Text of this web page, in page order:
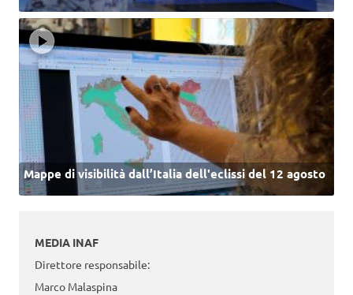
Mappe di visibilità dall’Italia dell'eclissi del 12 agosto
MEDIA INAF
Direttore responsabile:
Marco Malaspina